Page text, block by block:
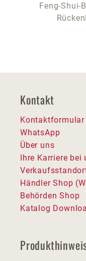
Feng-Shui-
Kontakt
Kontaktformular
WhatsApp
Über uns
Ihre Karriere bei
Händler Shop
Behörden Shop
Katalog